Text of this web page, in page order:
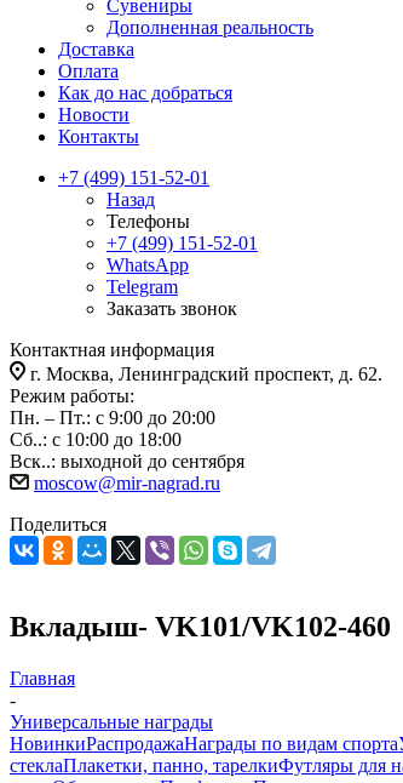
Сувениры
Дополненная реальность
Доставка
Оплата
Как до нас добраться
Новости
Контакты
+7 (499) 151-52-01
Назад
Телефоны
+7 (499) 151-52-01
WhatsApp
Telegram
Заказать звонок
Контактная информация
г. Москва, Ленинградский проспект, д. 62.
Режим работы:
Пн. – Пт.: с 9:00 до 20:00
Сб..: с 10:00 до 18:00
Вск..: выходной до сентября
moscow@mir-nagrad.ru
Поделиться
Вкладыш- VK101/VK102-460
Главная
-
Универсальные награды
НовинкиРаспродажаНаграды по видам спорта
стеклаПлакетки, панно, тарелкиФутляры для